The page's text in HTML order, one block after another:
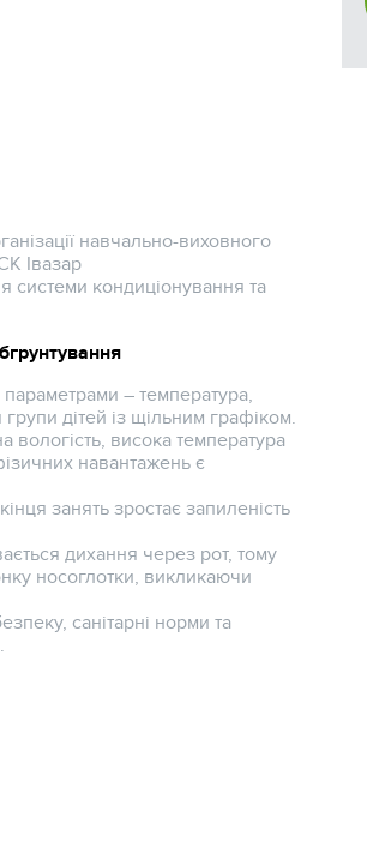
навчально-виховного
Івазар
системи кондиціонування та
– температура,
дітей із щільним графіком.
висока температура
навантажень є
занять зростає запиленість
дихання через рот, тому
носоглотки, викликаючи
санітарні норми та